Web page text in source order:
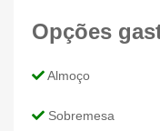
Opções
Almoço
Sobremesa